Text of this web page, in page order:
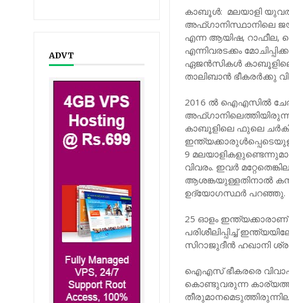
ADVT
കാബൂള്‍: മലയാളി
അഫ്ഗാനിസ്ഥാനിലെ
എന്ന ആയിഷ, റാഫീല,
എന്നിവരടക്കം
ഏജന്‍സികള്‍
താലിബാന്‍ ഭീകരര്‍ക്കു
2016 ല്‍ ഐഎസിൽ
കാബൂളിലെ ഫുലെ
9
വിവരം. ഇവര്‍
ആശങ്കയുള്ളതിനാൽ
ഉദ്യോഗസ്ഥര്‍ പറഞ്ഞു.
25 ഓളം
പരിശീലിപ്പിച്ച്
സിറാജുദീന്‍ ഹഖാനി
ഐഎസ് ഭീകരരെ
കൊണ്ടുവരുന്ന